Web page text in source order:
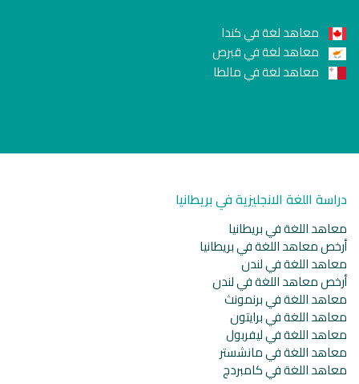
معاهد لغة في كندا
معاهد لغة في قبرص
معاهد لغة في مالطا
دراسة اللغة الانجليزية في بريطانيا
معاهد اللغة في بريطانيا
أرخص معاهد اللغة في بريطانيا
معاهد اللغة في لندن
أرخص معاهد اللغة في لندن
معاهد اللغة في برنمونث
معاهد اللغة في برايتون
معاهد اللغة في ليفربول
معاهد اللغة في مانشستر
معاهد اللغة في كامبردج